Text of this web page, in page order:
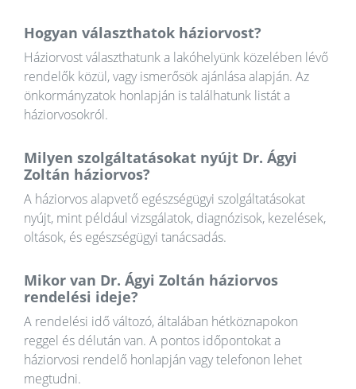
Hogyan választhatok háziorvost?
Háziorvost választhatunk a lakóhelyünk közelében lévő
rendelők közül, vagy ismerősök ajánlása alapján. Az
önkormányzatok honlapján is találhatunk listát a
háziorvosokról.
Milyen szolgáltatásokat nyújt Dr. Ágyi
Zoltán háziorvos?
A háziorvos alapvető egészségügyi szolgáltatásokat
nyújt, mint például vizsgálatok, diagnózisok, kezelések,
oltások, és egészségügyi tanácsadás.
Mikor van Dr. Ágyi Zoltán háziorvos
rendelési ideje?
A rendelési idő változó, általában hétköznapokon
reggel és délután van. A pontos időpontokat a
háziorvosi rendelő honlapján vagy telefonon lehet
megtudni.